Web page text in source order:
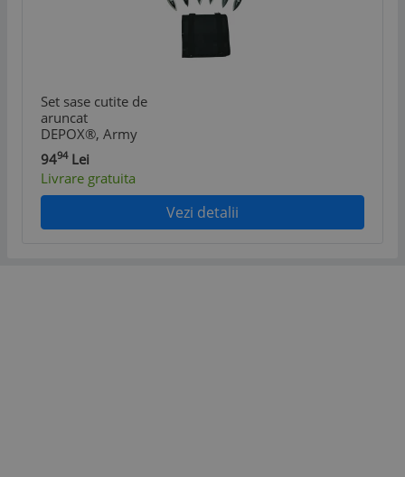
Set sase cutite de
aruncat
DEPOX®, Army
Fury, otel
inoxidabil, 19 cm
9494Lei
Livrare gratuita
Vezi detalii